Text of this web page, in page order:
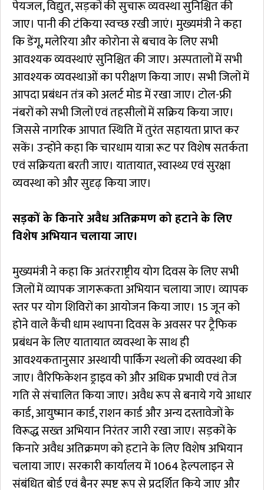
पेयजल, विद्युत, सड़कों की सुचारू व्यवस्था सुनिश्चित की
जाए। पानी की टंकिया स्वच्छ रखी जाएं। मुख्यमंत्री ने कहा
कि डेंगू, मलेरिया और कोरोना से बचाव के लिए सभी
आवश्यक व्यवस्थाएं सुनिश्चित की जाए। अस्पतालों में सभी
आवश्यक व्यवस्थाओं का परीक्षण किया जाए। सभी जिलों में
आपदा प्रबंधन तंत्र को अलर्ट मोड में रखा जाए। टोल-फ्री
नंबरों को सभी जिलों एवं तहसीलों में सक्रिय किया जाए।
जिससे नागरिक आपात स्थिति में तुरंत सहायता प्राप्त कर
सकें। उन्होंने कहा कि चारधाम यात्रा रूट पर विशेष सतर्कता
एवं सक्रियता बरती जाए। यातायात, स्वास्थ्य एवं सुरक्षा
व्यवस्था को और सुदृढ़ किया जाए।
सड़कों के किनारे अवैध अतिक्रमण को हटाने के लिए
विशेष अभियान चलाया जाए।
मुख्यमंत्री ने कहा कि अतंरराष्ट्रीय योग दिवस के लिए सभी
जिलों में व्यापक जागरूकता अभियान चलाया जाए। व्यापक
स्तर पर योग शिविरों का आयोजन किया जाए। 15 जून को
होने वाले कैंची धाम स्थापना दिवस के अवसर पर ट्रैफिक
प्रबंधन के लिए यातायात व्यवस्था के साथ ही
आवश्यकतानुसार अस्थायी पार्किंग स्थलों की व्यवस्था की
जाए। वैरिफिकेशन ड्राइव को और अधिक प्रभावी एवं तेज
गति से संचालित किया जाए। अवैध रूप से बनाये गये आधार
कार्ड, आयुष्मान कार्ड, राशन कार्ड और अन्य दस्तावेजों के
विरूद्ध सख्त अभियान निरंतर जारी रखा जाए। सड़कों के
किनारे अवैध अतिक्रमण को हटाने के लिए विशेष अभियान
चलाया जाए। सरकारी कार्यालय में 1064 हेल्पलाइन से
संबंधित बोर्ड एवं बैनर स्पष्ट रूप से प्रदर्शित किये जाए और